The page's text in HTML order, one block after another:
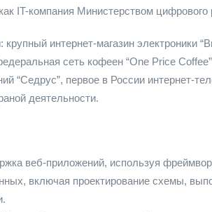
IT-компания Министерством цифрового
интернет-магазин электроники
сеть кофеен “One Price
“Седрус”, первое в России интернет-
деятельности.
веб-приложений, используя
включая проектирование схемы,